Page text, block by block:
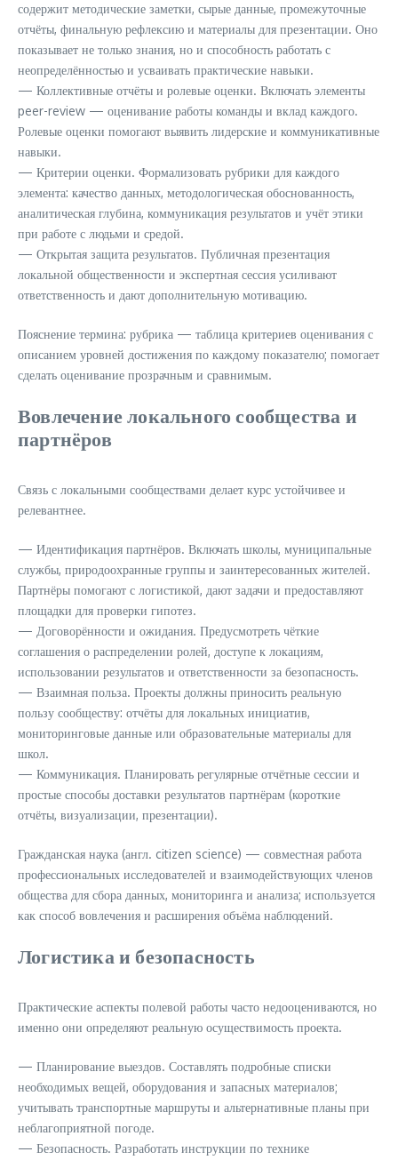
содержит методические заметки, сырые данные, промежуточные
отчёты, финальную рефлексию и материалы для презентации. Оно
показывает не только знания, но и способность работать с
неопределённостью и усваивать практические навыки.
— Коллективные отчёты и ролевые оценки. Включать элементы
peer-review — оценивание работы команды и вклад каждого.
Ролевые оценки помогают выявить лидерские и коммуникативные
навыки.
— Критерии оценки. Формализовать рубрики для каждого
элемента: качество данных, методологическая обоснованность,
аналитическая глубина, коммуникация результатов и учёт этики
при работе с людьми и средой.
— Открытая защита результатов. Публичная презентация
локальной общественности и экспертная сессия усиливают
ответственность и дают дополнительную мотивацию.
Пояснение термина: рубрика — таблица критериев оценивания с
описанием уровней достижения по каждому показателю; помогает
сделать оценивание прозрачным и сравнимым.
Вовлечение локального сообщества и
партнёров
Связь с локальными сообществами делает курс устойчивее и
релевантнее.
— Идентификация партнёров. Включать школы, муниципальные
службы, природоохранные группы и заинтересованных жителей.
Партнёры помогают с логистикой, дают задачи и предоставляют
площадки для проверки гипотез.
— Договорённости и ожидания. Предусмотреть чёткие
соглашения о распределении ролей, доступе к локациям,
использовании результатов и ответственности за безопасность.
— Взаимная польза. Проекты должны приносить реальную
пользу сообществу: отчёты для локальных инициатив,
мониторинговые данные или образовательные материалы для
школ.
— Коммуникация. Планировать регулярные отчётные сессии и
простые способы доставки результатов партнёрам (короткие
отчёты, визуализации, презентации).
Гражданская наука (англ. citizen science) — совместная работа
профессиональных исследователей и взаимодействующих членов
общества для сбора данных, мониторинга и анализа; используется
как способ вовлечения и расширения объёма наблюдений.
Логистика и безопасность
Практические аспекты полевой работы часто недооцениваются, но
именно они определяют реальную осуществимость проекта.
— Планирование выездов. Составлять подробные списки
необходимых вещей, оборудования и запасных материалов;
учитывать транспортные маршруты и альтернативные планы при
неблагоприятной погоде.
— Безопасность. Разработать инструкции по технике